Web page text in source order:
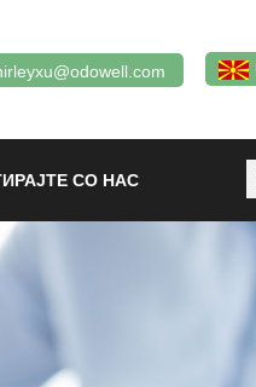
СО НАС